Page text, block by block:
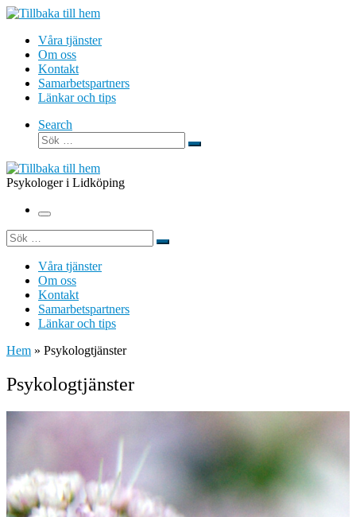
Hoppa
innehållVåra tjänster
Om oss
Kontakt
Samarbetspartners
Länkar och tips
Search
Sök
Sök
Psykologer i Lidköping
Meny
Sök
Sök
Våra tjänster
Om oss
Kontakt
Samarbetspartners
Länkar och tips
Hem » Psykologtjänster
Psykologtjänster